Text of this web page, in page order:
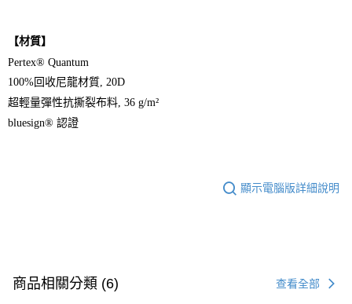
【材質】
Pertex® Quantum
100%回收尼龍材質, 20D
超輕量彈性抗撕裂布料, 36 g/m²
bluesign® 認證
顯示電腦版詳細說明
商品相關分類 (6) 查看全部